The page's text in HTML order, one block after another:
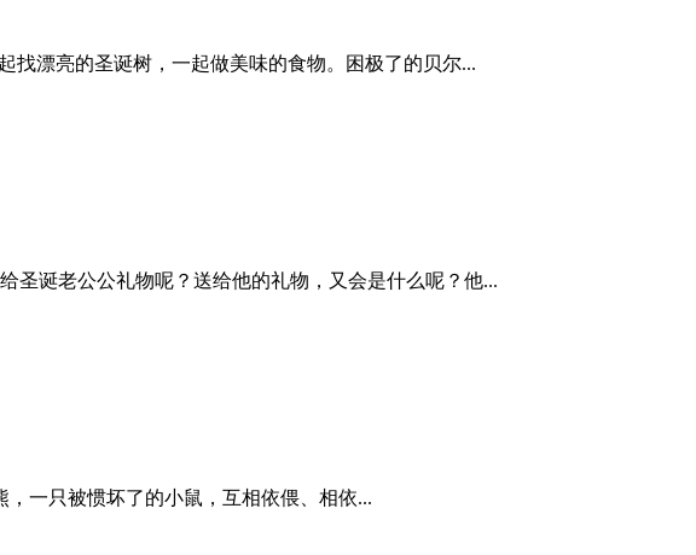
找漂亮的圣诞树，一起做美味的食物。困极了的贝尔...
圣诞老公公礼物呢？送给他的礼物，又会是什么呢？他...
，一只被惯坏了的小鼠，互相依偎、相依...